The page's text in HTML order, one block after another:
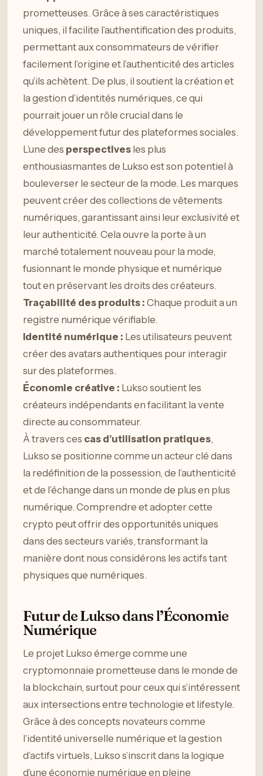
prometteuses. Grâce à ses caractéristiques
uniques, il facilite l’authentification des produits,
permettant aux consommateurs de vérifier
facilement l’origine et l’authenticité des articles
qu’ils achètent. De plus, il soutient la création et
la gestion d’identités numériques, ce qui
pourrait jouer un rôle crucial dans le
développement futur des plateformes sociales.
L’une des perspectives les plus
enthousiasmantes de Lukso est son potentiel à
bouleverser le secteur de la mode. Les marques
peuvent créer des collections de vêtements
numériques, garantissant ainsi leur exclusivité et
leur authenticité. Cela ouvre la porte à un
marché totalement nouveau pour la mode,
fusionnant le monde physique et numérique
tout en préservant les droits des créateurs.
Traçabilité des produits : Chaque produit a un
registre numérique vérifiable.
Identité numérique : Les utilisateurs peuvent
créer des avatars authentiques pour interagir
sur des plateformes.
Économie créative : Lukso soutient les
créateurs indépendants en facilitant la vente
directe au consommateur.
À travers ces cas d’utilisation pratiques,
Lukso se positionne comme un acteur clé dans
la redéfinition de la possession, de l’authenticité
et de l’échange dans un monde de plus en plus
numérique. Comprendre et adopter cette
crypto peut offrir des opportunités uniques
dans des secteurs variés, transformant la
manière dont nous considérons les actifs tant
physiques que numériques.
Futur de Lukso dans l’Économie
Numérique
Le projet Lukso émerge comme une
cryptomonnaie prometteuse dans le monde de
la blockchain, surtout pour ceux qui s’intéressent
aux intersections entre technologie et lifestyle.
Grâce à des concepts novateurs comme
l’identité universelle numérique et la gestion
d’actifs virtuels, Lukso s’inscrit dans la logique
d’une économie numérique en pleine